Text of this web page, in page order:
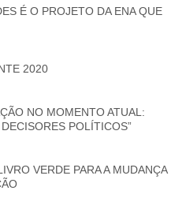
É O PROJETO DA ENA QUE
2020
NO MOMENTO ATUAL:
POLÍTICOS”
VERDE PARA A MUDANÇA